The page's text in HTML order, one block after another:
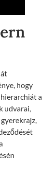
hogy
a
udvarai,